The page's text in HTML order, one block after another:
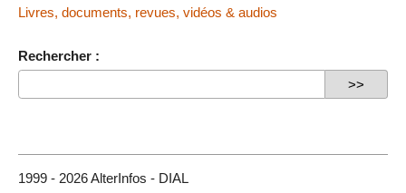
Livres, documents, revues, vidéos & audios
Rechercher :
1999 - 2026 AlterInfos - DIAL